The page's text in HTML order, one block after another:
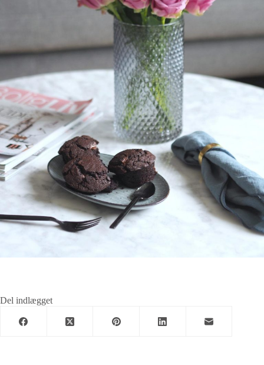
Del indlægget